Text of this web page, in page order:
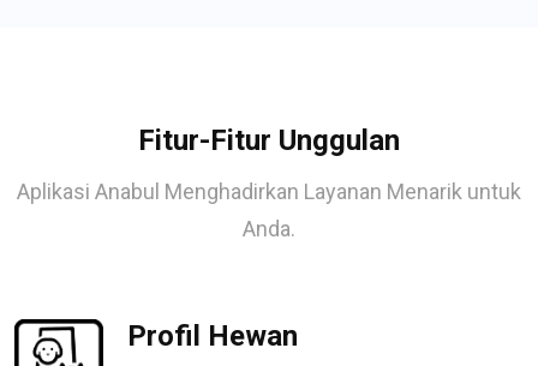
Fitur-Fitur Unggulan
Aplikasi Anabul Menghadirkan Layanan Menarik untuk
Anda.
Profil Hewan